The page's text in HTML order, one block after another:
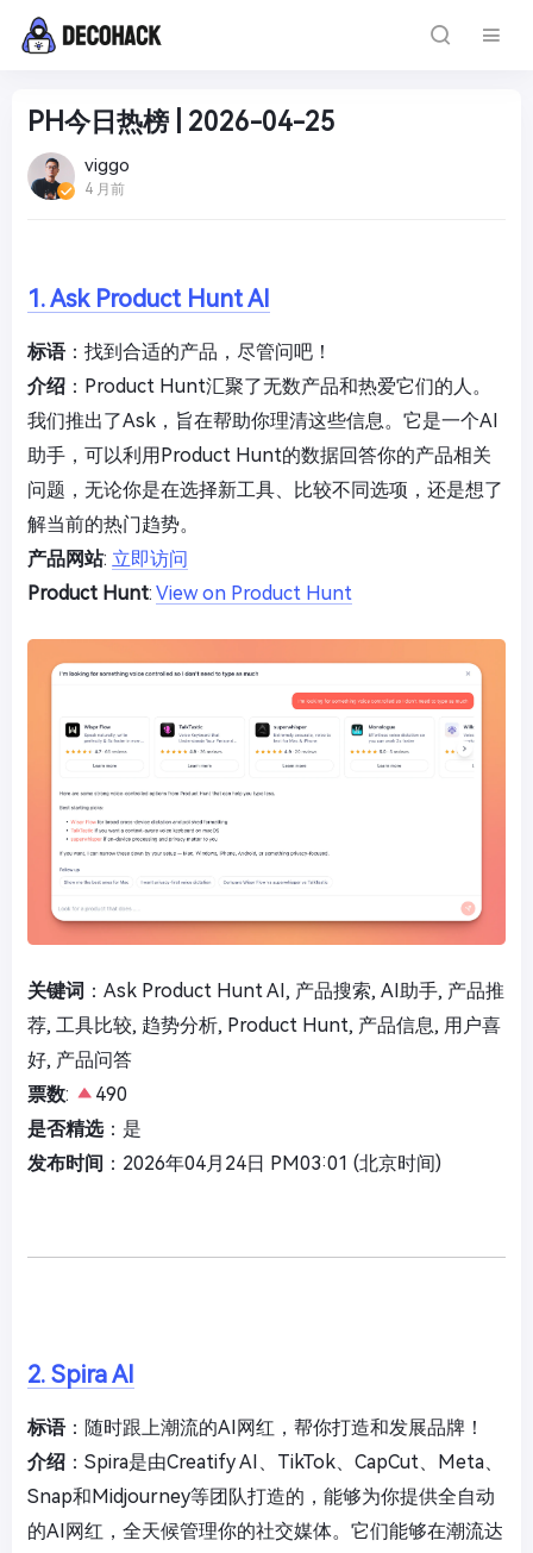
PH今日热榜 | 2026-04-25
viggo
4 月前
1. Ask Product Hunt AI
标语：找到合适的产品，尽管问吧！
介绍 ：Product Hunt汇聚了无数产品和热爱它们的人。
我们推出了Ask，旨在帮助你理清这些信息。它是一个AI
助手，可以利用Product Hunt的数据回答你的产品相关
问题，无论你是在选择新工具、比较不同选项，还是想了
解当前的热门趋势。
产品网站: 立即访问
Product Hunt: View on Product Hunt
关键词 ：Ask Product Hunt AI, 产品搜索, AI助手, 产品推
荐, 工具比较, 趋势分析, Product Hunt, 产品信息, 用户喜
好, 产品问答
票数:
490
是否精选：是
发布时间 ：2026年04月24日 PM03:01 (北京时间)
2. Spira AI
标语：随时跟上潮流的AI网红，帮你打造和发展品牌！
介绍 ：Spira是由Creatify AI、TikTok、CapCut、Meta、
Snap和Midjourney等团队打造的，能够为你提供全自动
的AI网红，全天候管理你的社交媒体。它们能够在潮流达